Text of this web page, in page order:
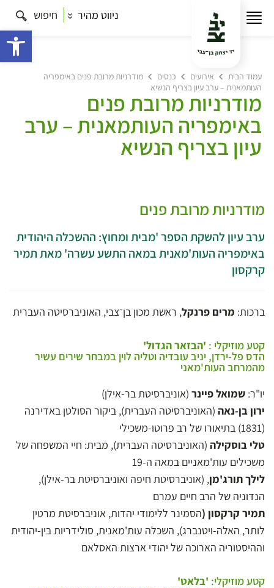
ניווט מהיר חיפוש
עמוד הבית אירועים כנסים
מודרניות מרובת פנים באימפריה
העותמאנית – ערב עיון בצריף הנשיא
מודרניות מרובת פנים
באימפריה העותמאנית – ערב
עיון בצריף הנשיא
מודרניות מרובת פנים
ערב עיון להשקת הספר 'מבית ומחוץ: ההשכלה היהודית
באימפריה העות'מאנית במאה התשע עשרה' מאת תמיר
קרקסון
ברכות: מרים פרנקל, ראשת מכון בן־צבי, האוניברסיטה העברית
קטע מוזיקלי : 'הבזאר הגדול'
הדס פל-ירדן, יניב עובדיה וטליה לוין במבחר שירים עשיר
מהמרחב העות'מאני
יו"ר: שמואל פיינר (אוניברסיטת בר-אילן)
ירון בן-נאה (האוניברסיטה העברית), ביקור הסולטן באדירנה
(1831) בתיאורו של רב פרוטו-משכילי
טלי בוסקילה (האוניברסיטה העברית), מבית: חיי המשפחה של
משכילים עות'מאניים במאה ה-19
לילך תורג'מן, (אוניברסיטת חיפה ואוניברסיטת בר-אילן),
הנדוניה של הרב חיים עמרם
תמיר קרקסון (הסמינר ללימודי יהדות, אוניברסיטת מרטין
לותר, האלה-ויטנברג), השכלה עות'מאנית, סולידריות בין-יהודית
וההיסטוריה הארוכה של יהודי ארצות האסלאם
קטע מוזיקלי: 'בלאט'